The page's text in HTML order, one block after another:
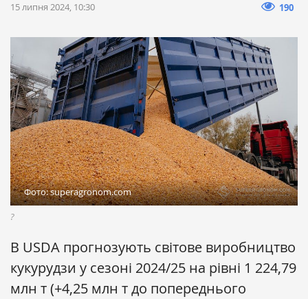
15 липня 2024, 10:30 190
Фото: superagronom.com
?
В USDA прогнозують світове виробництво
кукурудзи у сезоні 2024/25 на рівні 1 224,79
млн т (+4,25 млн т до попереднього